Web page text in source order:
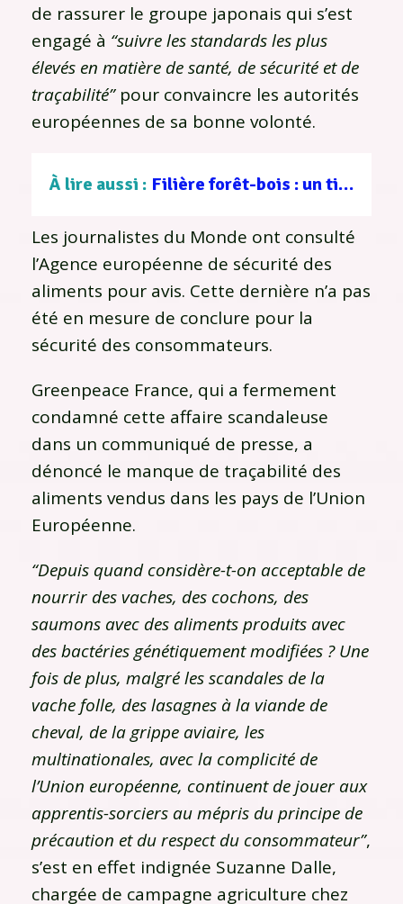
de rassurer le groupe japonais qui s’est
engagé à “suivre les standards les plus
élevés en matière de santé, de sécurité et de
traçabilité”pour convaincre les autorités
européennes de sa bonne volonté.
À lire aussi : Filière forêt-bois : un tissu d’entreprises au service d’une gestion durable
Les journalistes du Monde ont consulté
l’Agence européenne de sécurité des
aliments pour avis. Cette dernière n’a pas
été en mesure de conclure pour la
sécurité des consommateurs.
Greenpeace France, qui a fermement
condamné cette affaire scandaleuse
dans un communiqué de presse, a
dénoncé le manque de traçabilité des
aliments vendus dans les pays de l’Union
Européenne.
“Depuis quand considère-t-on acceptable de
nourrir des vaches, des cochons, des
saumons avec des aliments produits avec
des bactéries génétiquement modifiées ? Une
fois de plus, malgré les scandales de la
vache folle, des lasagnes à la viande de
cheval, de la grippe aviaire, les
multinationales, avec la complicité de
l’Union européenne, continuent de jouer aux
apprentis-sorciers au mépris du principe de
précaution et du respect du consommateur”,
s’est en effet indignée Suzanne Dalle,
chargée de campagne agriculture chez